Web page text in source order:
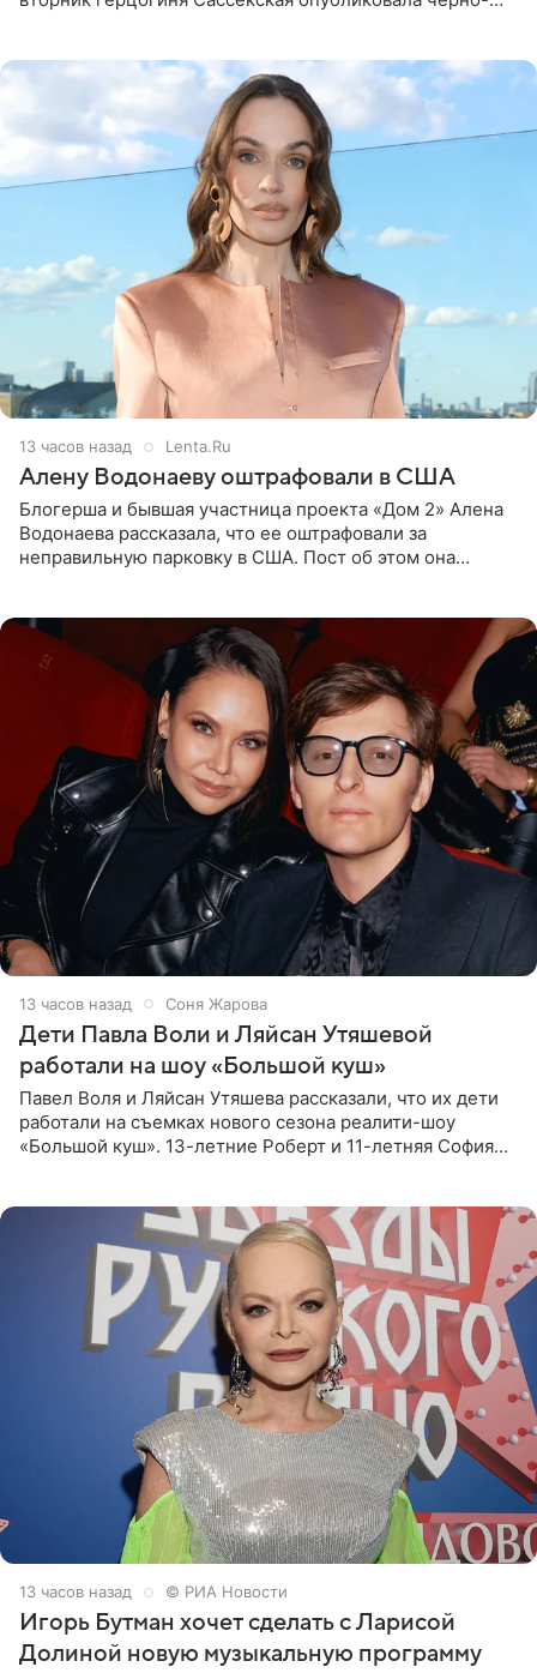
13 часов назад Lenta.Ru
Алену Водонаеву оштрафовали в США
Блогерша и бывшая участница проекта «Дом 2» Алена
Водонаева рассказала, что ее оштрафовали за
неправильную парковку в США. Пост об этом она
13 часов назад Соня Жарова
Дети Павла Воли и Ляйсан Утяшевой
работали на шоу «Большой куш»
Павел Воля и Ляйсан Утяшева рассказали, что их дети
работали на съемках нового сезона реалити-шоу
«Большой куш». 13-летние Роберт и 11-летняя София
13 часов назад © РИА Новости
Игорь Бутман хочет сделать с Ларисой
Долиной новую музыкальную программу